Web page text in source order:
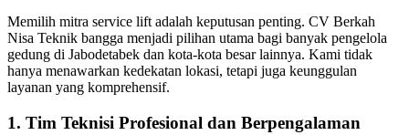
Memilih mitra service lift adalah keputusan penting. CV Berkah
Nisa Teknik bangga menjadi pilihan utama bagi banyak pengelola
gedung di Jabodetabek dan kota-kota besar lainnya. Kami tidak
hanya menawarkan kedekatan lokasi, tetapi juga keunggulan
layanan yang komprehensif.
1. Tim Teknisi Profesional dan Berpengalaman